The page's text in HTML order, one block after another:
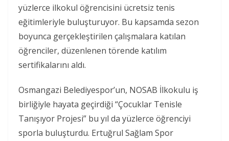
yüzlerce ilkokul öğrencisini ücretsiz tenis
eğitimleriyle buluşturuyor. Bu kapsamda sezon
boyunca gerçekleştirilen çalışmalara katılan
öğrenciler, düzenlenen törende katılım
sertifikalarını aldı.
Osmangazi Belediyespor’un, NOSAB İlkokulu iş
birliğiyle hayata geçirdiği “Çocuklar Tenisle
Tanışıyor Projesi” bu yıl da yüzlerce öğrenciyi
sporla buluşturdu. Ertuğrul Sağlam Spor